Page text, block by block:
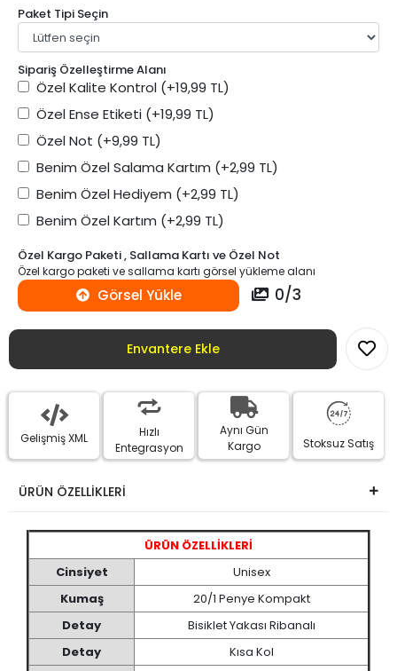
Paket Tipi Seçin
Sipariş Özelleştirme Alanı
Özel Kalite Kontrol (+19,99 TL)
Özel Ense Etiketi (+19,99 TL)
Özel Not (+9,99 TL)
Benim Özel Salama Kartım (+2,99 TL)
Benim Özel Hediyem (+2,99 TL)
Benim Özel Kartım (+2,99 TL)
Özel Kargo Paketi , Sallama Kartı ve Özel Not
Özel kargo paketi ve sallama kartı görsel yükleme alanı
Görsel Yükle 0/3
Envantere Ekle
Gelişmiş XML
Hızlı
Entegrasyon
Aynı Gün
Kargo
Stoksuz Satış
ÜRÜN ÖZELLİKLERİ
ÜRÜN ÖZELLİKLERİ
Cinsiyet
Unisex
Kumaş
20/1 Penye Kompakt
Detay
Bisiklet Yakası Ribanalı
Detay
Kısa Kol